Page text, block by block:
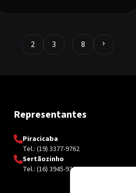
1 2 3 8 chevron_right
Representantes
Piracicaba
Tel.: (19) 3377-9762
Sertãozinho
Tel.: (16) 3945-9326